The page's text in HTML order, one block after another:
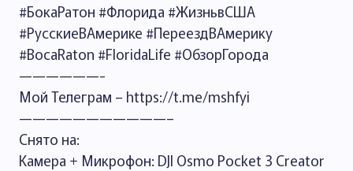
#БокаРатон #Флорида #ЖизньвСША
#РусскиеВАмерике #ПереездВАмерику
#BocaRaton #FloridaLife #ОбзорГорода
——————-
Мой Телеграм – https://t.me/mshfyi
———————————–
Снято на:
Камера + Микрофон: DJI Osmo Pocket 3 Creator